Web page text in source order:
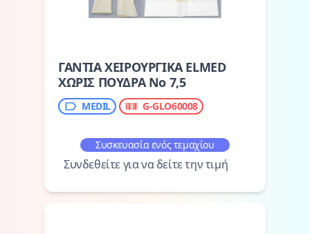
ΓΑΝΤΙΑ ΧΕΙΡΟΥΡΓΙΚΑ ELMED
ΧΩΡΙΣ ΠΟΥΔΡΑ Νο 7,5
MEDIL G-GLO60008
Συσκευασία ενός τεμαχίου
Συνδεθείτε για να δείτε την τιμή